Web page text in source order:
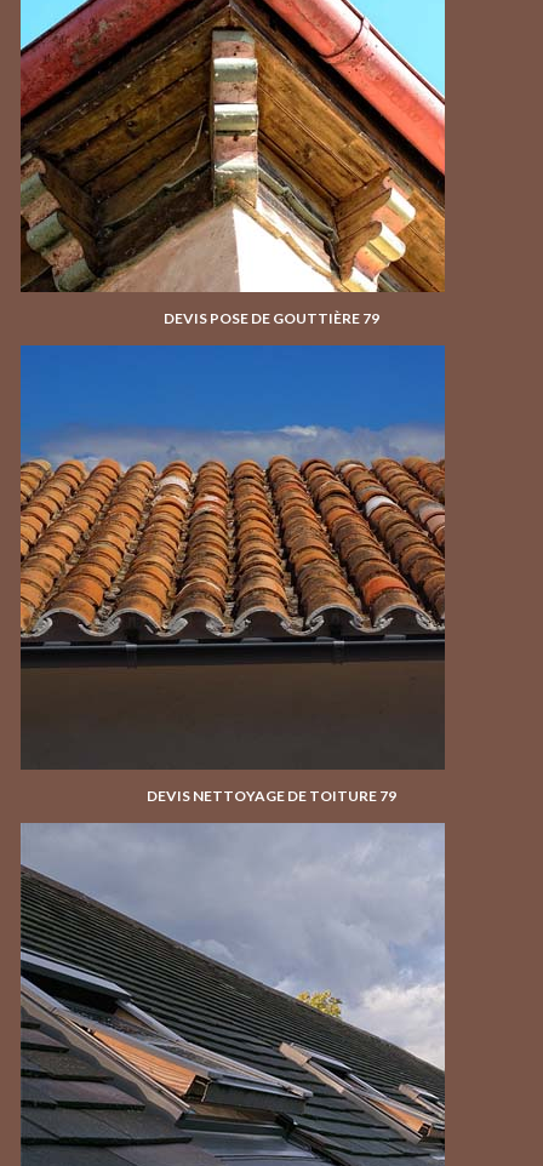
DEVIS POSE DE GOUTTIÈRE 79
DEVIS NETTOYAGE DE TOITURE 79